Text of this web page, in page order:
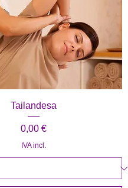
Tailandesa
Preço
0,00 €
IVA incl.